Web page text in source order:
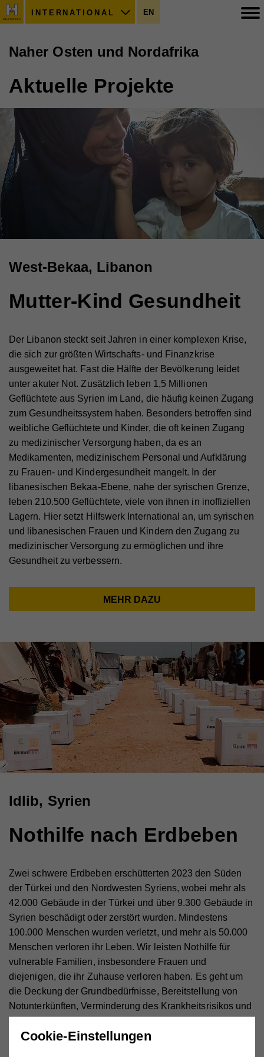
INTERNATIONAL EN
Naher Osten und Nordafrika
Aktuelle Projekte
West-Bekaa, Libanon
Mutter-Kind Gesundheit
Der Libanon steckt seit Jahren in einer komplexen Krise,
die sich zur größten Wirtschafts- und Finanzkrise
ausgeweitet hat. Fast die Hälfte der Bevölkerung leidet
unter akuter Not. Zusätzlich leben 1,5 Millionen
Geflüchtete aus Syrien im Land, die häufig keinen Zugang
zum Gesundheitssystem haben. Besonders betroffen sind
weibliche Geflüchtete und Kinder, die oft keinen Zugang
zu medizinischer Versorgung haben, da es an
Medikamenten, medizinischem Personal und Aufklärung
zu Frauen- und Kindergesundheit mangelt. In der
libanesischen Bekaa-Ebene, nahe der syrischen Grenze,
leben 210.500 Geflüchtete, viele von ihnen in inoffiziellen
Lagern. Hier setzt Hilfswerk International an, um syrischen
und libanesischen Frauen und Kindern den Zugang zu
medizinischer Versorgung zu ermöglichen und ihre
Gesundheit zu verbessern.
MEHR DAZU
Idlib, Syrien
Nothilfe nach Erdbeben
Zwei schwere Erdbeben erschütterten 2023 den Süden
der Türkei und den Nordwesten Syriens, wobei mehr als
42.000 Gebäude in der Türkei und über 9.300 Gebäude in
Syrien beschädigt oder zerstört wurden. Mindestens
100.000 Menschen wurden verletzt, und mehr als 50.000
Menschen verloren ihr Leben. Wir leisten Nothilfe für
vulnerable Familien, insbesondere Frauen und
diejenigen, die ihr Zuhause verloren haben. Es geht um
die Deckung der Grundbedürfnisse, Bereitstellung von
Notunterkünften, Verminderung des Krankheitsrisikos und
Cookie-Einstellungen